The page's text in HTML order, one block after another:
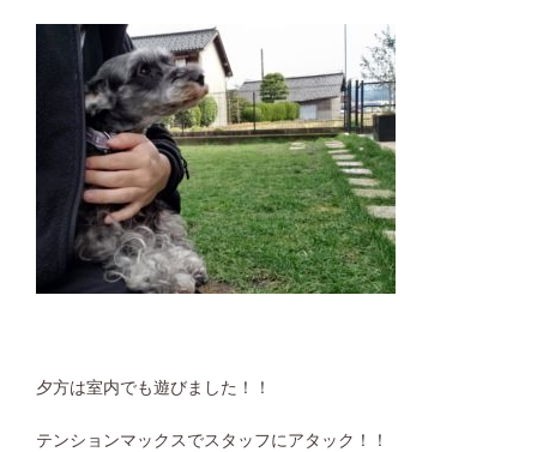
夕方は室内でも遊びました！！
テンションマックスでスタッフにアタック！！